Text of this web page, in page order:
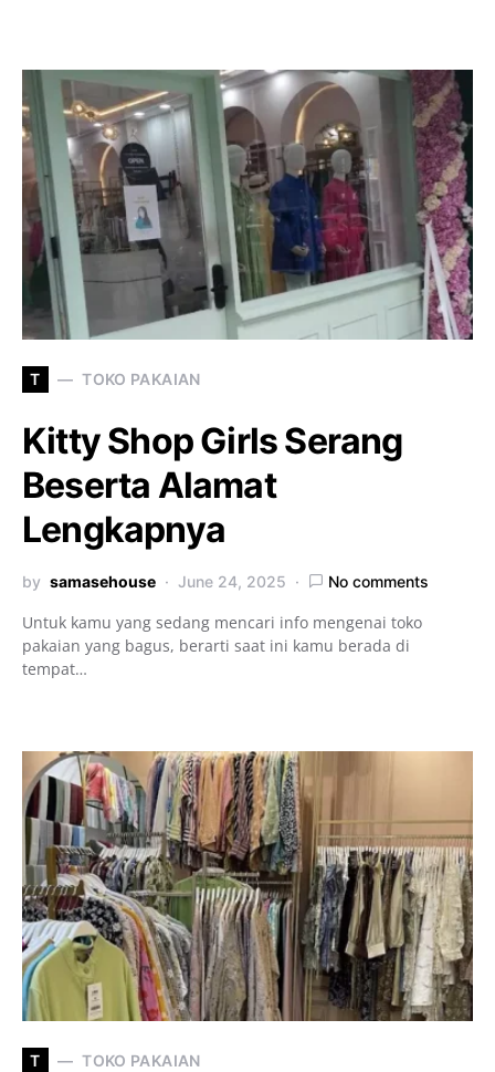
T TOKO PAKAIAN
Kitty Shop Girls Serang
Beserta Alamat
Lengkapnya
by samasehouse June 24, 2025 No comments
Untuk kamu yang sedang mencari info mengenai toko
pakaian yang bagus, berarti saat ini kamu berada di
tempat…
T TOKO PAKAIAN